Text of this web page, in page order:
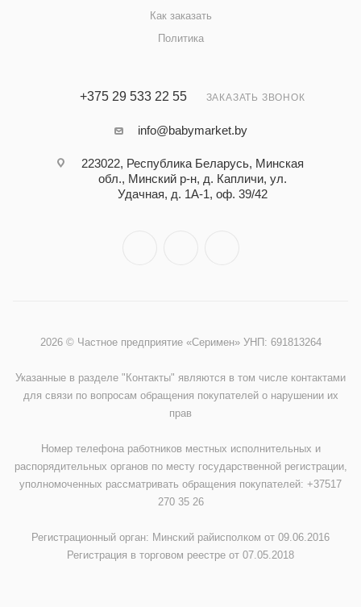
Как заказать
Политика
+375 29 533 22 55 ЗАКАЗАТЬ ЗВОНОК
info@babymarket.by
223022, Республика Беларусь, Минская
обл., Минский р-н, д. Капличи, ул.
Удачная, д. 1А-1, оф. 39/42
2026 © Частное предприятие «Серимен» УНП: 691813264
Указанные в разделе "Контакты" являются в том числе контактами
для связи по вопросам обращения покупателей о нарушении их
прав
Номер телефона работников местных исполнительных и
распорядительных органов по месту государственной регистрации,
уполномоченных рассматривать обращения покупателей: +37517
270 35 26
Регистрационный орган: Минский райисполком от 09.06.2016
Регистрация в торговом реестре от 07.05.2018